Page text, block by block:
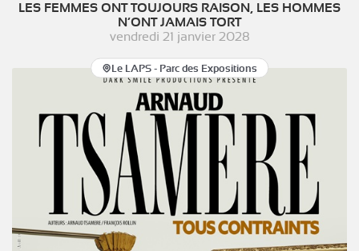
LES FEMMES ONT TOUJOURS RAISON, LES HOMMES
N’ONT JAMAIS TORT
vendredi 21 janvier 2028
Le LAPS - Parc des Expositions